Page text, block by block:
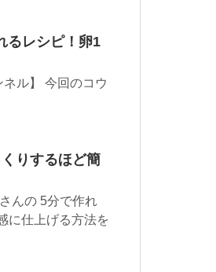
るレシピ！卵1
ル】 今回のコウ
りするほど簡
んの 5分で作れ
に仕上げる方法を